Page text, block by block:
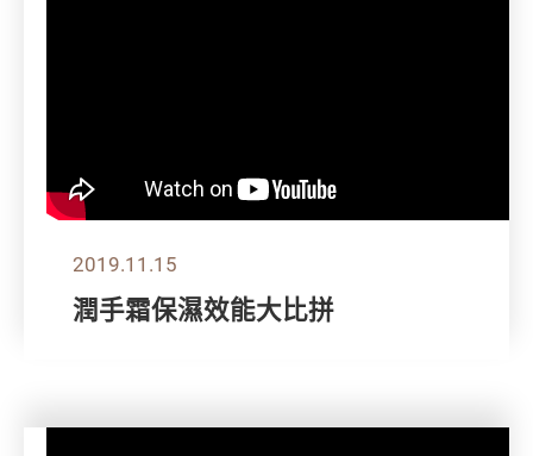
2019.11.15
潤手霜保濕效能大比拼